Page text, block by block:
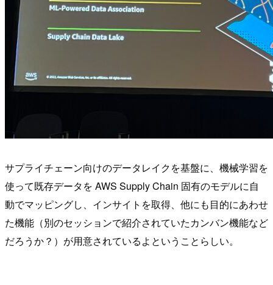
サプライチェーン向けのデータレイクを基盤に、機械学習を
使って既存データを AWS Supply Chain 固有のモデルに自
動でマッピングし、インサイトを取得、他にも目的にあわせ
た機能（別のセッションで紹介されていたカンバン機能など
だろうか？）が用意されているよということらしい。